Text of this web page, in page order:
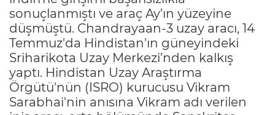
sonuçlanmıştı ve araç Ay’ın yüzeyine
düşmüştü. Chandrayaan-3 uzay aracı, 14
Temmuz'da Hindistan'ın güneyindeki
Sriharikota Uzay Merkezi’nden kalkış
yaptı. Hindistan Uzay Araştırma
Örgütü'nün (ISRO) kurucusu Vikram
Sarabhai'nin anısına Vikram adı verilen